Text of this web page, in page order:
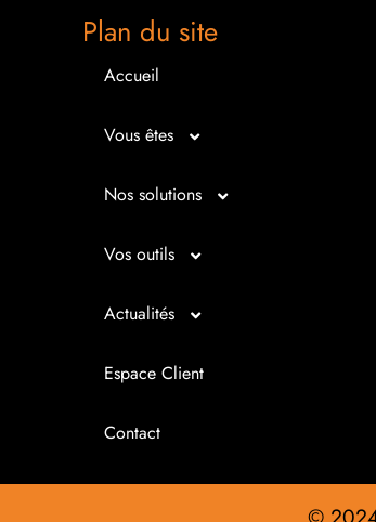
Plan du site
Accueil
Vous êtes
Micro entrepreneur
Créateur d’entreprise
Repreneur d’entreprise
Nos solutions
Entrepreunariat
Gestion
Juridique
Vos outils
Bilan imagé
Tableau de bord
Simul’Auto
Actualités
Actualités
La petite histoire du jour
Infos juridiques
Espace Client
Contact